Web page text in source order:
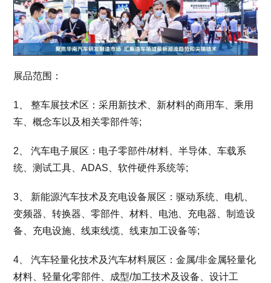
展品范围：
1、 整车展技术区：采用新技术、新材料的商用车、乘用
车、概念车以及相关零部件等;
2、 汽车电子展区：电子零部件/材料、半导体、车载系
统、测试工具、ADAS、软件硬件系统等;
3、 新能源汽车技术及充电设备展区：驱动系统、电机、
变频器、转换器、零部件、材料、电池、充电器、制造设
备、充电设施、线束线缆、线束加工设备等;
4、 汽车轻量化技术及汽车材料展区：金属/非金属轻量化
材料、轻量化零部件、成型/加工技术及设备、设计工